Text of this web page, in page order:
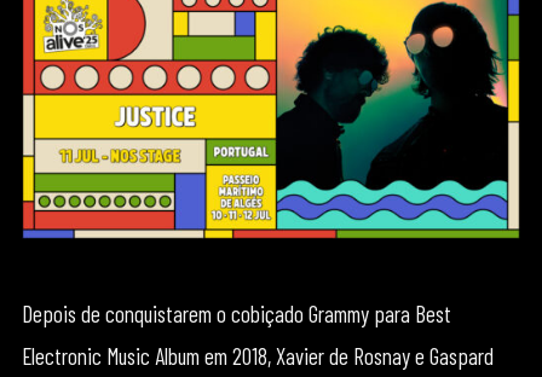
Depois de conquistarem o cobiçado Grammy para Best
Electronic Music Album em 2018, Xavier de Rosnay e Gaspard